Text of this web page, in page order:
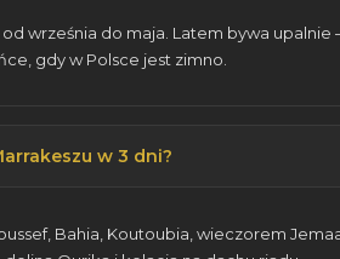
września do maja. Latem bywa
gdy w Polsce jest zimno.
w 3 dni?
Bahia, Koutoubia, wieczorem